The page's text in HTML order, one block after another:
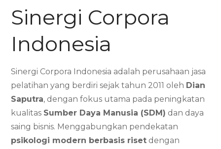
Sinergi Corpora
Indonesia
Sinergi Corpora Indonesia adalah perusahaan jasa
pelatihan yang berdiri sejak tahun 2011 oleh Dian
Saputra, dengan fokus utama pada peningkatan
kualitas Sumber Daya Manusia (SDM) dan daya
saing bisnis. Menggabungkan pendekatan
psikologi modern berbasis riset dengan